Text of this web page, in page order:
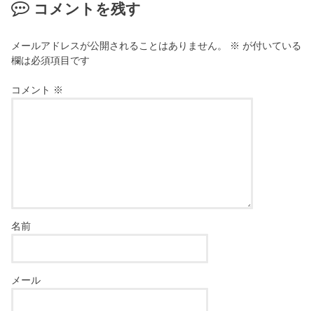
コメントを残す
メールアドレスが公開されることはありません。 ※ が付いている
欄は必須項目です
コメント ※
名前
メール